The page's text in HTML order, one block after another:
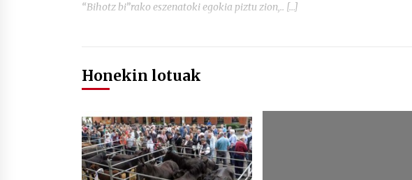
“Bihotz bi”rako eszenatoki egokia piztu zion,.. […]
Honekin lotuak